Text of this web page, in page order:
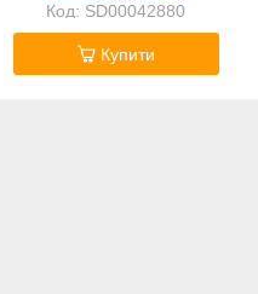
SD00042880
Купити